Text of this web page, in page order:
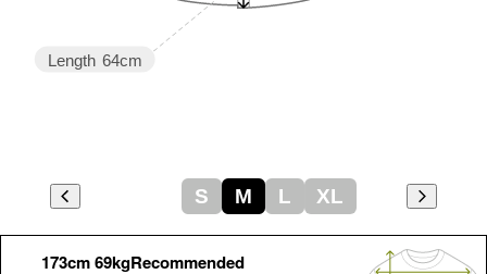
Length 64cm
S M L XL
173cm 69kgRecommended